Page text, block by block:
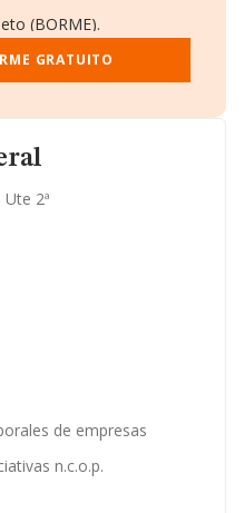
2ª
de empresas
n.c.o.p.
(BORME).
y Empleados.
y Administradores.
complementaria.
GRATUITO